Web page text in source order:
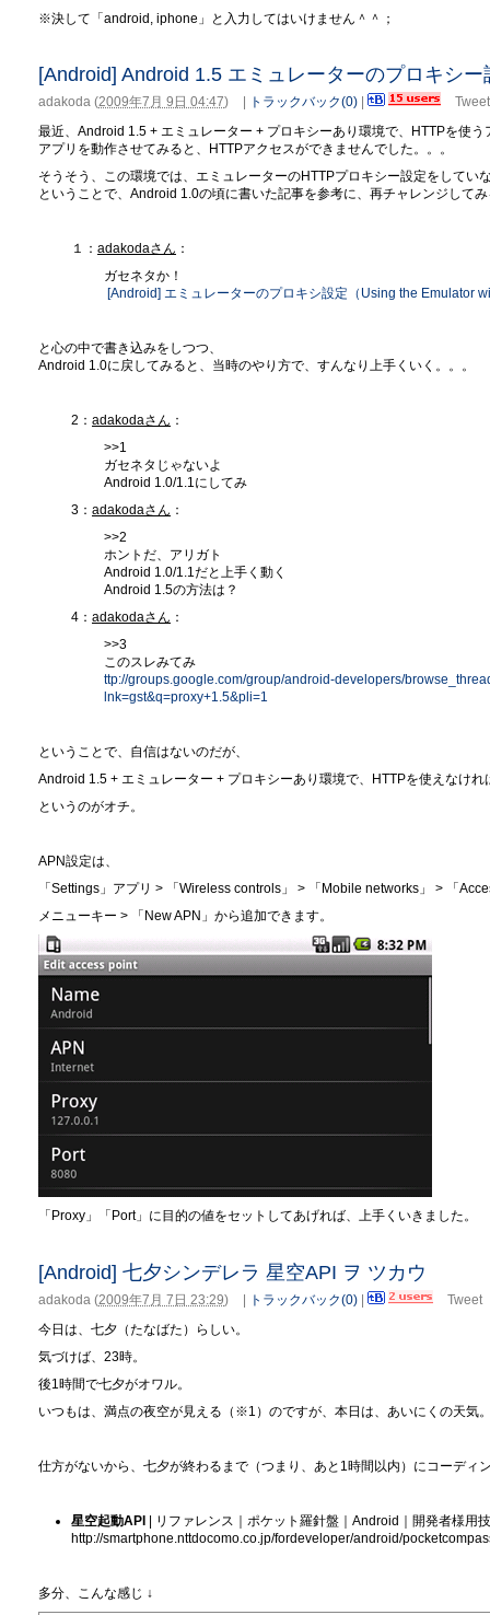
※決して「android, iphone」と入力してはいけません＾＾；
[Android] Android 1.5 エミュレーターのプロキシー
adakoda (2009年7月 9日 04:47) | トラックバック(0) |
Tweet
最近、Android 1.5 + エミュレーター + プロキシーあり環境で、HTTPを使
アプリを動作させてみると、HTTPアクセスができませんでした。。。
そうそう、この環境では、エミュレーターのHTTPプロキシー設定をしてい
ということで、Android 1.0の頃に書いた記事を参考に、再チャレンジして
１： adakodaさん ：
ガセネタか！
[Android] エミュレーターのプロキシ設定（Using the Emulator
と心の中で書き込みをしつつ、
Android 1.0に戻してみると、当時のやり方で、すんなり上手くいく。。。
2： adakodaさん ：
>>1
ガセネタじゃないよ
Android 1.0/1.1にしてみ
3： adakodaさん ：
>>2
ホントだ、アリガト
Android 1.0/1.1だと上手く動く
Android 1.5の方法は？
4： adakodaさん ：
>>3
このスレみてみ
ttp://groups.google.com/group/android-developers/
lnk=gst&q=proxy+1.5&pli=1
ということで、自信はないのだが、
Android 1.5 + エミュレーター + プロキシーあり環境で、HTTPを使えなけ
というのがオチ。
APN設定は、
「Settings」アプリ > 「Wireless controls」 > 「Mobile networks」 > 「
メニューキー > 「New APN」から追加できます。
「Proxy」「Port」に目的の値をセットしてあげれば、上手くいきました。
[Android] 七夕シンデレラ 星空API ヲ ツカウ
adakoda (2009年7月 7日 23:29) | トラックバック(0) |
Tweet
今日は、七夕（たなばた）らしい。
気づけば、23時。
後1時間で七夕がオワル。
いつもは、満点の夜空が見える（※1）のですが、本日は、あいにくの天気
仕方がないから、七夕が終わるまで（つまり、あと1時間以内）にコーディ
星空起動API
| リファレンス｜ポケット羅針盤｜Android｜開発者様用
http://smartphone.nttdocomo.co.jp/fordeveloper/android/
多分、こんな感じ ↓